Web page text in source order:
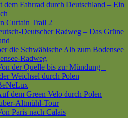
dem Fahrrad durch Deutschland – Ein
Curtain Trail 2
Deutscher Radweg – Das Grüne
die Schwäbische Alb zum Bodensee
Radweg
der Quelle bis zur Mündung –
Weichsel durch Polen
dem Green Velo durch Polen
Altmühl-Tour
Paris nach Calais